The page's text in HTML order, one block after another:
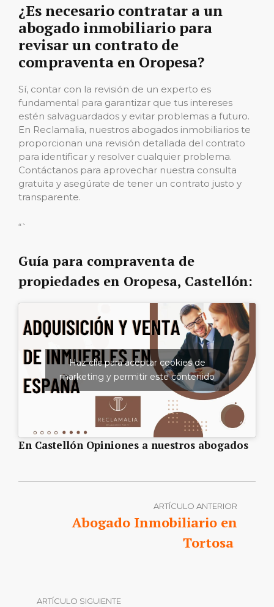
¿Es necesario contratar a un
abogado inmobiliario para
revisar un contrato de
compraventa en Oropesa?
Sí, contar con la revisión de un experto es
fundamental para garantizar que tus intereses
estén salvaguardados y evitar problemas a futuro.
En Reclamalia, nuestros abogados inmobiliarios te
proporcionan una revisión detallada del contrato
para identificar y resolver cualquier problema.
Contáctanos para aprovechar nuestra consulta
gratuita y asegúrate de tener un contrato justo y
transparente.
“`
Guía para compraventa de
propiedades en Oropesa, Castellón:
Haz clic para aceptar cookies de
marketing y permitir este contenido
En Castellón Opiniones a nuestros abogados
ARTÍCULO ANTERIOR
Abogado Inmobiliario en
Tortosa
ARTÍCULO SIGUIENTE